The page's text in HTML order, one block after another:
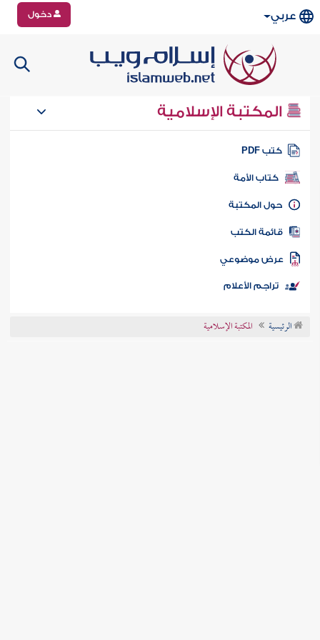
عربي دخول
المكتبة الإسلامية
كتب PDF
كتاب الأمة
المكتبة
الكتب
موضوعي
تراجم الأعلام
الرئيسية المكتبة الإسلامية